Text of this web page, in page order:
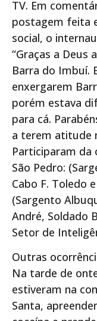
TV. Em
postagem feita
social, o
“Graças a Deus
Barra do Imbuí.
enxergarem
porém estava
para cá.
a terem atitude
Participaram da
São Pedro:
Cabo F. Toledo
(Sargento
André, Soldado
Setor de
Outras
Na tarde de
estiveram na
Santa,